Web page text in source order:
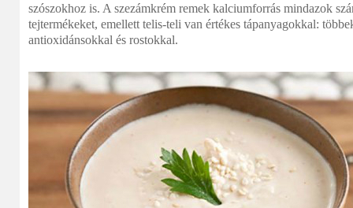
szószokhoz is. A szezámkrém remek kalciumforrás mindazok
tejtermékeket, emellett telis-teli van értékes tápanyagokkal:
antioxidánsokkal és rostokkal.